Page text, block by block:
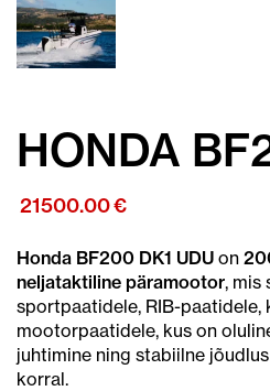
HONDA
21500.00€
Honda BF200 DK1 UDU on
neljataktiline päramootor, mis
sportpaatidele, RIB-paatidele,
mootorpaatidele, kus on
juhtimine ning stabiilne
korral.